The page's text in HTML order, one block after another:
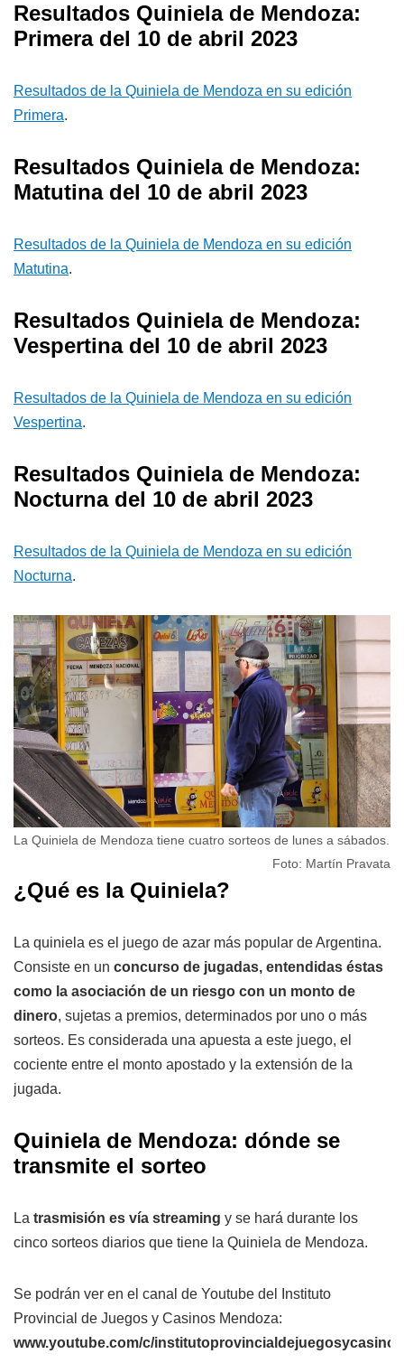
Resultados Quiniela de Mendoza:
Primera del 10 de abril 2023
Resultados de la Quiniela de Mendoza en su edición
Primera.
Resultados Quiniela de Mendoza:
Matutina del 10 de abril 2023
Resultados de la Quiniela de Mendoza en su edición
Matutina.
Resultados Quiniela de Mendoza:
Vespertina del 10 de abril 2023
Resultados de la Quiniela de Mendoza en su edición
Vespertina.
Resultados Quiniela de Mendoza:
Nocturna del 10 de abril 2023
Resultados de la Quiniela de Mendoza en su edición
Nocturna.
La Quiniela de Mendoza tiene cuatro sorteos de lunes a sábados.
Foto: Martín Pravata
¿Qué es la Quiniela?
La quiniela es el juego de azar más popular de Argentina.
Consiste en un concurso de jugadas, entendidas éstas
como la asociación de un riesgo con un monto de
dinero, sujetas a premios, determinados por uno o más
sorteos. Es considerada una apuesta a este juego, el
cociente entre el monto apostado y la extensión de la
jugada.
Quiniela de Mendoza: dónde se
transmite el sorteo
La trasmisión es vía streaming y se hará durante los
cinco sorteos diarios que tiene la Quiniela de Mendoza.
Se podrán ver en el canal de Youtube del Instituto
Provincial de Juegos y Casinos Mendoza:
www.youtube.com/c/